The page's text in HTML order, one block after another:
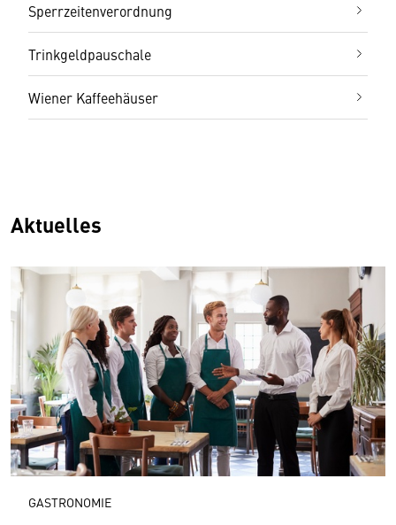
Sperrzeitenverordnung
Trinkgeldpauschale
Wiener Kaffeehäuser
Aktuelles
GASTRONOMIE